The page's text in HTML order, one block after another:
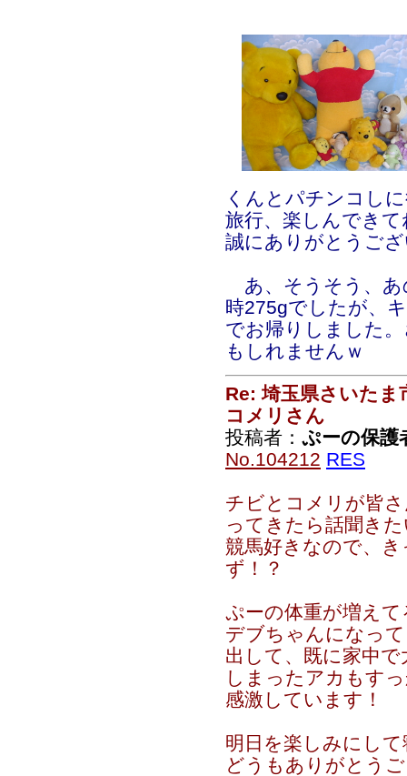
くんとパチンコし
旅行、楽しんでき
誠にありがとうご
あ、そうそう、あ
時275gでしたが、
でお帰りしました
もしれませんｗ
Re: 埼玉県さいたま
コメリさん
投稿者： ぷーの保護
No.104212 RES
チビとコメリが皆
ってきたら話聞き
競馬好きなので、
ず！？
ぷーの体重が増え
デブちゃんになっ
出して、既に家中
しまったアカもす
感激しています！
明日を楽しみにし
どうもありがとう